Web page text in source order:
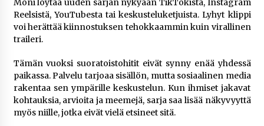
Moni löytää uuden sarjan nykyään TikTokista, Instagram
Reelsistä, YouTubesta tai keskusteluketjuista. Lyhyt klippi
voi herättää kiinnostuksen tehokkaammin kuin virallinen
traileri.
Tämän vuoksi suoratoistohitit eivät synny enää yhdessä
paikassa. Palvelu tarjoaa sisällön, mutta sosiaalinen media
rakentaa sen ympärille keskustelun. Kun ihmiset jakavat
kohtauksia, arvioita ja meemejä, sarja saa lisää näkyvyyttä
myös niille, jotka eivät vielä etsineet sitä.